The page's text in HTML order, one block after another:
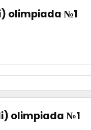
olimpiada №1
olimpiada №1